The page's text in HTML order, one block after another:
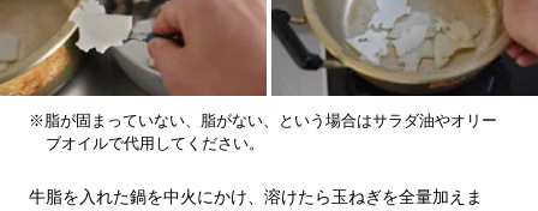
※脂が固まっていない、脂がない、という場合はサラダ油やオリー
ブオイルで代用してください。
牛脂を入れた鍋を中火にかけ、溶けたら玉ねぎを全量加えま